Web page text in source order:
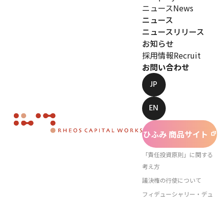
ニュースNews
ニュース
ニュースリリース
お知らせ
採用情報Recruit
お問い合わせ
JP
EN
ひふみ 商品サイト
「責任投資原則」に関する
考え方
議決権の行使について
フィデューシャリー・デュ